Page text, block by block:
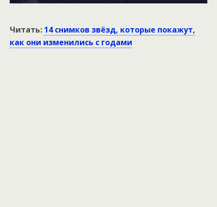
Читать: 14 снимков звёзд, которые покажут,
как они изменились с годами